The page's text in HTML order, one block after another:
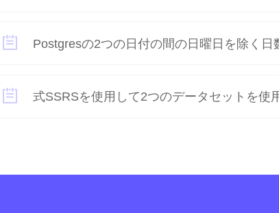
Postgresの2つの日付の間の日曜日を除く日
式SSRSを使用して2つのデータセットを使